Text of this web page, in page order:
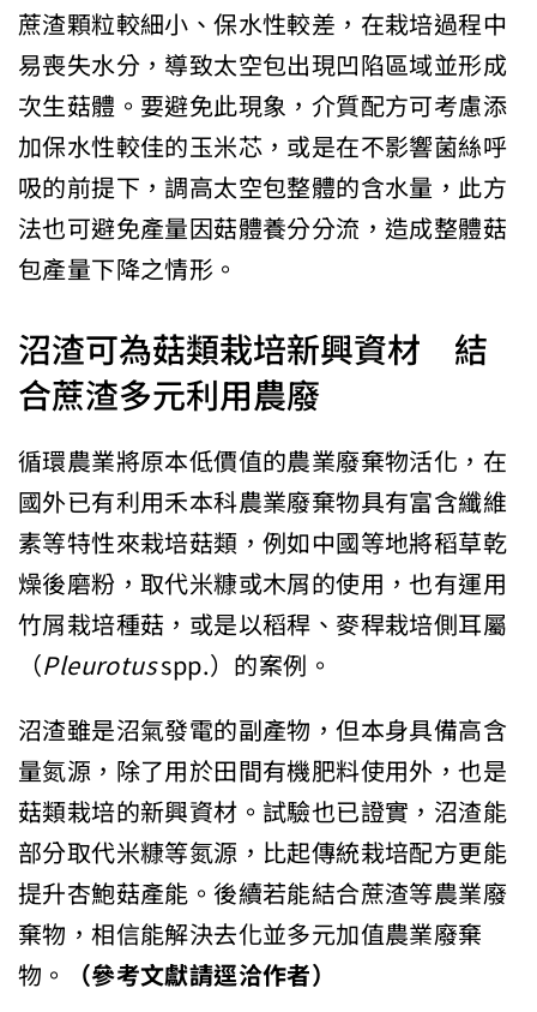
蔗渣顆粒較細小、保水性較差，在栽培過程中
易喪失水分，導致太空包出現凹陷區域並形成
次生菇體。要避免此現象，介質配方可考慮添
加保水性較佳的玉米芯，或是在不影響菌絲呼
吸的前提下，調高太空包整體的含水量，此方
法也可避免產量因菇體養分分流，造成整體菇
包產量下降之情形。
沼渣可為菇類栽培新興資材 結
合蔗渣多元利用農廢
循環農業將原本低價值的農業廢棄物活化，在
國外已有利用禾本科農業廢棄物具有富含纖維
素等特性來栽培菇類，例如中國等地將稻草乾
燥後磨粉，取代米糠或木屑的使用，也有運用
竹屑栽培種菇，或是以稻稈、麥稈栽培側耳屬
（Pleurotusspp.）的案例。
沼渣雖是沼氣發電的副產物，但本身具備高含
量氮源，除了用於田間有機肥料使用外，也是
菇類栽培的新興資材。試驗也已證實，沼渣能
部分取代米糠等氮源，比起傳統栽培配方更能
提升杏鮑菇產能。後續若能結合蔗渣等農業廢
棄物，相信能解決去化並多元加值農業廢棄
物。 （參考文獻請逕洽作者）